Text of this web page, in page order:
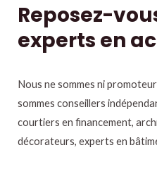
e
Reposez-
experts en
Nous ne sommes ni
sommes conseillers
courtiers en financement,
décorateurs, experts en